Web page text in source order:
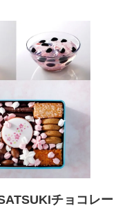
チョコレー